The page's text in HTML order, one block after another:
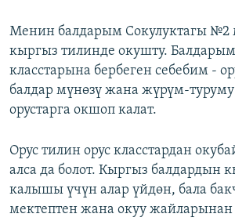
Менин балдарым Сокулуктагы №2
кыргыз тилинде окушту.
класстарына бербеген себебим -
балдар мүнөзү жана жүрүм-
орустарга окшоп калат.
Орус тилин орус класстардан
алса да болот. Кыргыз балдардын
калышы үчүн алар үйдөн, бала
мектептен жана окуу жайларынан